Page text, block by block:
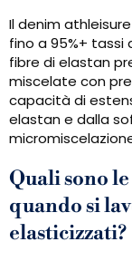
Il denim
fino a 95%+
fibre di elastan
miscelate con
capacità di
elastan e dalla
Quali sono
quando si
elasticizzati?